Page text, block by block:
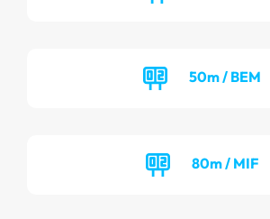
50m / BEM
80m / MIF